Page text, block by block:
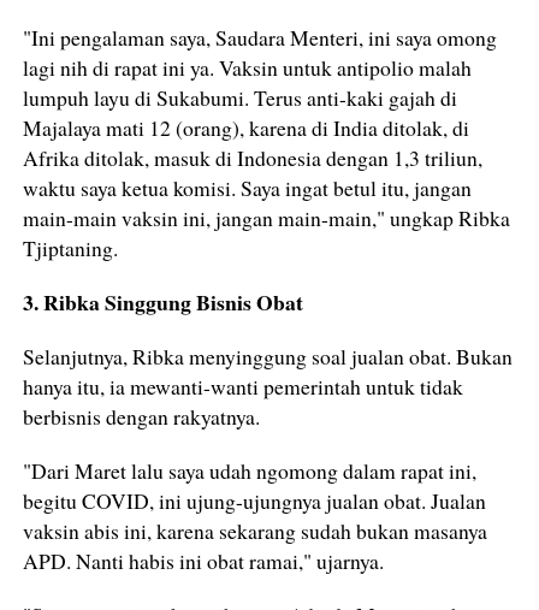
"Ini pengalaman saya, Saudara Menteri, ini saya omong
lagi nih di rapat ini ya. Vaksin untuk antipolio malah
lumpuh layu di Sukabumi. Terus anti-kaki gajah di
Majalaya mati 12 (orang), karena di India ditolak, di
Afrika ditolak, masuk di Indonesia dengan 1,3 triliun,
waktu saya ketua komisi. Saya ingat betul itu, jangan
main-main vaksin ini, jangan main-main," ungkap Ribka
Tjiptaning.
3. Ribka Singgung Bisnis Obat
Selanjutnya, Ribka menyinggung soal jualan obat. Bukan
hanya itu, ia mewanti-wanti pemerintah untuk tidak
berbisnis dengan rakyatnya.
"Dari Maret lalu saya udah ngomong dalam rapat ini,
begitu COVID, ini ujung-ujungnya jualan obat. Jualan
vaksin abis ini, karena sekarang sudah bukan masanya
APD. Nanti habis ini obat ramai," ujarnya.